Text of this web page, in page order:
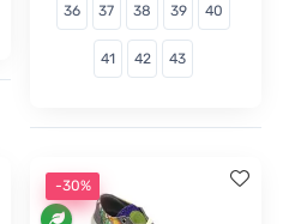
36 37 38 39 40
41 42 43
-30%